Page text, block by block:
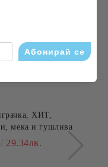
ХИТ,
мека и гушлива
29.34лв.